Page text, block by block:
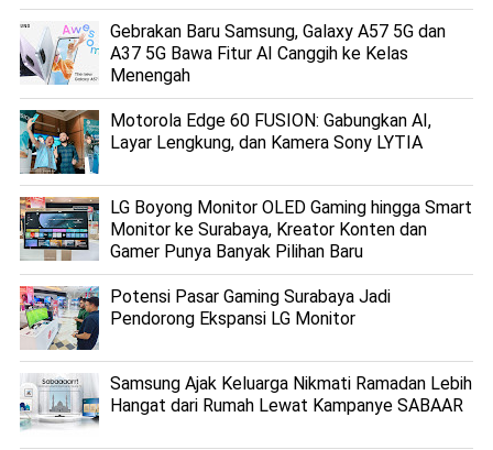
Gebrakan Baru Samsung, Galaxy A57 5G dan
A37 5G Bawa Fitur AI Canggih ke Kelas
Menengah
Motorola Edge 60 FUSION: Gabungkan AI,
Layar Lengkung, dan Kamera Sony LYTIA
LG Boyong Monitor OLED Gaming hingga Smart
Monitor ke Surabaya, Kreator Konten dan
Gamer Punya Banyak Pilihan Baru
Potensi Pasar Gaming Surabaya Jadi
Pendorong Ekspansi LG Monitor
Samsung Ajak Keluarga Nikmati Ramadan Lebih
Hangat dari Rumah Lewat Kampanye SABAAR